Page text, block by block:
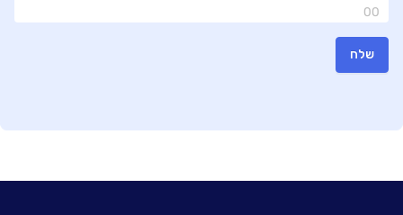
00
שלח